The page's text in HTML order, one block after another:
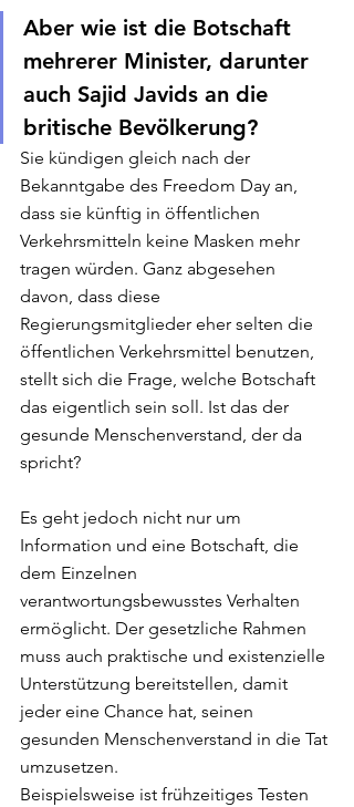
Aber wie ist die Botschaft
mehrerer Minister, darunter
auch Sajid Javids an die
britische Bevölkerung?
Sie kündigen gleich nach der
Bekanntgabe des Freedom Day an,
dass sie künftig in öffentlichen
Verkehrsmitteln keine Masken mehr
tragen würden. Ganz abgesehen
davon, dass diese
Regierungsmitglieder eher selten die
öffentlichen Verkehrsmittel benutzen,
stellt sich die Frage, welche Botschaft
das eigentlich sein soll. Ist das der
gesunde Menschenverstand, der da
spricht?
Es geht jedoch nicht nur um
Information und eine Botschaft, die
dem Einzelnen
verantwortungsbewusstes Verhalten
ermöglicht. Der gesetzliche Rahmen
muss auch praktische und existenzielle
Unterstützung bereitstellen, damit
jeder eine Chance hat, seinen
gesunden Menschenverstand in die Tat
umzusetzen.
Beispielsweise ist frühzeitiges Testen